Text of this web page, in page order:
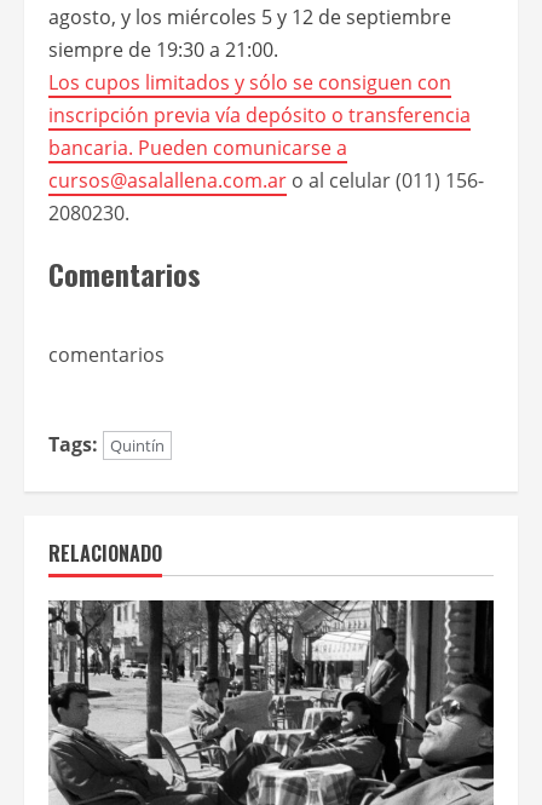
agosto, y los miércoles 5 y 12 de septiembre
siempre de 19:30 a 21:00.
Los cupos limitados y sólo se consiguen con
inscripción previa vía depósito o transferencia
bancaria. Pueden comunicarse a
cursos@asalallena.com.ar o al celular (011) 156-
2080230.
Comentarios
comentarios
Tags: Quintín
RELACIONADO